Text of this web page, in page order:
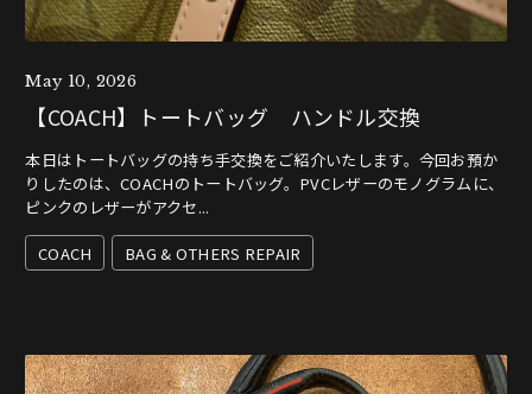
May 10, 2026
【COACH】トートバッグ ハンドル交換
本日はトートバッグの持ち手交換をご紹介いたします。今回お預か
りしたのは、COACHのトートバッグ。PVCレザーのモノグラムに、
ピンクのレザーがアクセ...
COACH BAG & OTHERS REPAIR